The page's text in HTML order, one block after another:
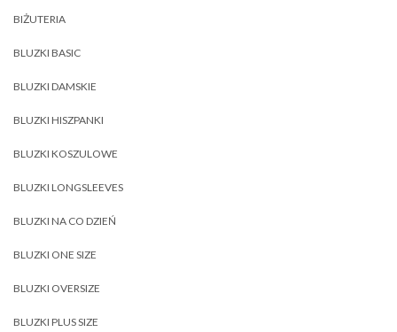
BIŻUTERIA
BLUZKI BASIC
BLUZKI DAMSKIE
BLUZKI HISZPANKI
BLUZKI KOSZULOWE
BLUZKI LONGSLEEVES
BLUZKI NA CO DZIEŃ
BLUZKI ONE SIZE
BLUZKI OVERSIZE
BLUZKI PLUS SIZE